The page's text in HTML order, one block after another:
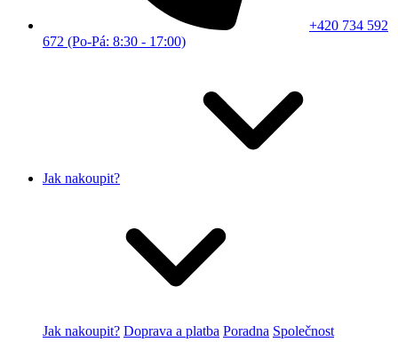
+420 734 592
672 (Po-Pá: 8:30 - 17:00)
Jak nakoupit?
Jak nakoupit? Doprava a platba Poradna Společnost